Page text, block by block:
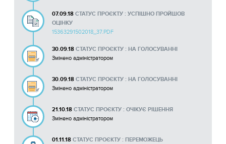
07.09.18 СТАТУС ПРОЄКТУ : УСПІШНО ПРОЙШОВ
ОЦІНКУ
15363291502018_37.PDF
30.09.18 СТАТУС ПРОЄКТУ : НА ГОЛОСУВАННІ
Змінено адміністратором
30.09.18 СТАТУС ПРОЄКТУ : НА ГОЛОСУВАННІ
Змінено адміністратором
21.10.18 СТАТУС ПРОЄКТУ : ОЧІКУЄ РІШЕННЯ
Змінено адміністратором
01.11.18 СТАТУС ПРОЄКТУ : ПЕРЕМОЖЕЦЬ